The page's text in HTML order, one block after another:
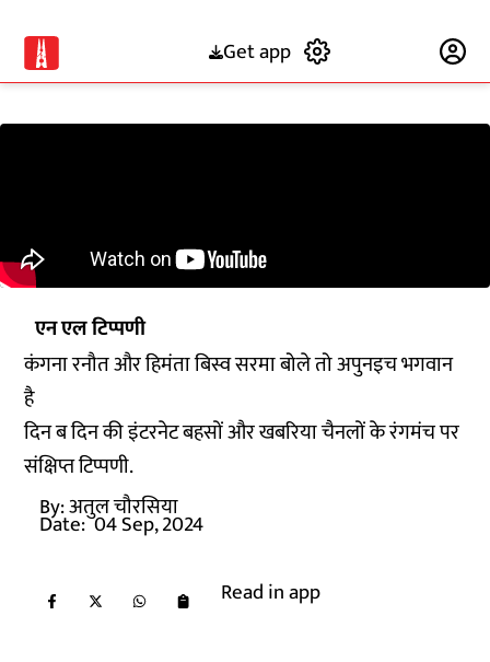
Get app
एन एल टिप्पणी
कंगना रनौत और हिमंता बिस्व सरमा बोले तो अपुनइच भगवान
है
दिन ब दिन की इंटरनेट बहसों और खबरिया चैनलों के रंगमंच पर
संक्षिप्त टिप्पणी.
By:अतुल चौरसिया
Date: 04 Sep, 2024
Read in app